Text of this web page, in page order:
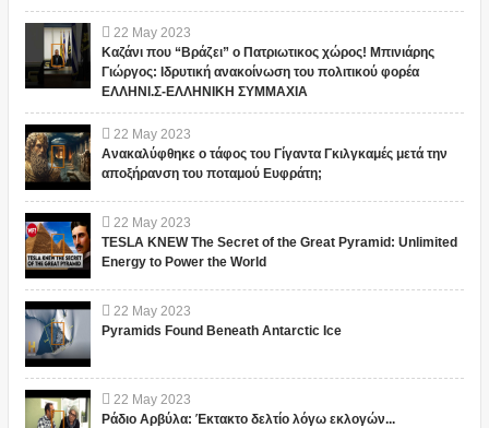
22 May 2023
Καζάνι που “Βράζει” ο Πατριωτικος χώρος! Μπινιάρης
Γιώργος: Ιδρυτική ανακοίνωση του πολιτικού φορέα
ΕΛΛΗΝΙ.Σ-ΕΛΛΗΝΙΚΗ ΣΥΜΜΑΧΙΑ
22 May 2023
Ανακαλύφθηκε ο τάφος του Γίγαντα Γκιλγκαμές μετά την
αποξήρανση του ποταμού Ευφράτη;
22 May 2023
TESLA KNEW The Secret of the Great Pyramid: Unlimited
Energy to Power the World
22 May 2023
Pyramids Found Beneath Antarctic Ice
22 May 2023
Ράδιο Αρβύλα: Έκτακτο δελτίο λόγω εκλογών...